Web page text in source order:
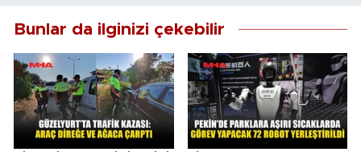
Bunlar da ilginizi çekebilir